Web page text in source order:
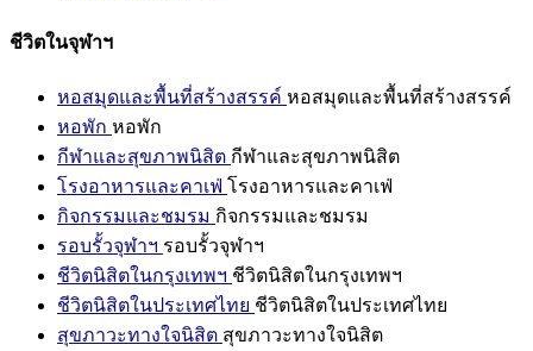
ชีวิตในจุฬาฯ
หอสมุดและพื้นที่สร้างสรรค์ หอสมุดและพื้นที่สร้างสรรค์
หอพัก หอพัก
กีฬาและสุขภาพนิสิต กีฬาและสุขภาพนิสิต
โรงอาหารและคาเฟ่ โรงอาหารและคาเฟ่
กิจกรรมและชมรม กิจกรรมและชมรม
รอบรั้วจุฬาฯ รอบรั้วจุฬาฯ
ชีวิตนิสิตในกรุงเทพฯ ชีวิตนิสิตในกรุงเทพฯ
ชีวิตนิสิตในประเทศไทย ชีวิตนิสิตในประเทศไทย
สุขภาวะทางใจนิสิต สุขภาวะทางใจนิสิต